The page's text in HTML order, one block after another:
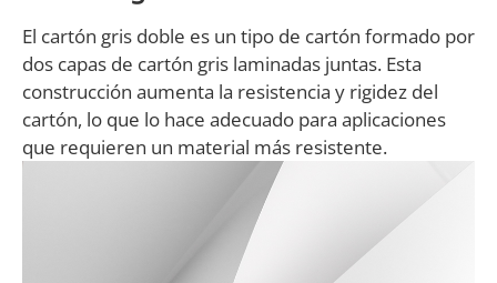
El cartón gris doble es un tipo de cartón formado por
dos capas de cartón gris laminadas juntas. Esta
construcción aumenta la resistencia y rigidez del
cartón, lo que lo hace adecuado para aplicaciones
que requieren un material más resistente.